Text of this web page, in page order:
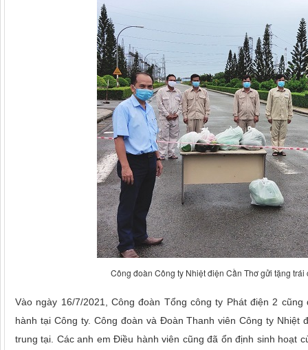
Công đoàn Công ty Nhiệt điện Cần Thơ gửi tặng
Vào ngày 16/7/2021, Công đoàn Tổng công ty Phát điện 2
hành tại Công ty. Công đoàn và Đoàn Thanh viên Công ty
trung tại . Các anh em Điều hành viên cũng đã ổn định sinh hoạt